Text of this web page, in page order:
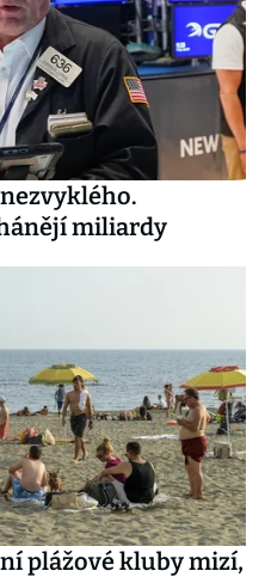
miliardy
plážové kluby mizí,